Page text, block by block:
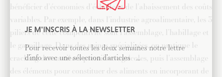
bénéficier d’économies d’échelle et de l’abaissement des coûts
variables. Par exemple, dans l’industrie agroalimentaire, les 3
piliers de cette compétitivité sont l’assemblage, l’habillage et
le gaspillage. Dans des usines spécialisées, on pratique le
cracking des matières premières agricoles, puis l’assemblage
des éléments pour constituer des aliments en incorporant de
JE M'INSCRIS À LA NEWSLETTER
Pour recevoir toutes les deux semaines notre lettre
d’info avec une sélection d’articles …